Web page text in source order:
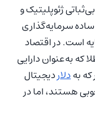
ژئوپلیتیک و
سرمایه‌گذاری
است. در اقتصاد
که به‌عنوان دارایی
بهدلاردیجیتال
هستند، اما در